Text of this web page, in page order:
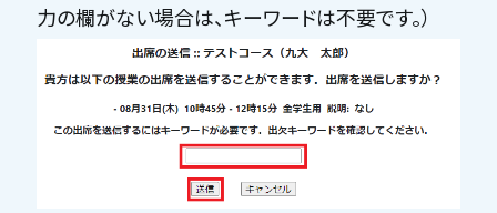
力の欄がない場合は、キーワードは不要です。）